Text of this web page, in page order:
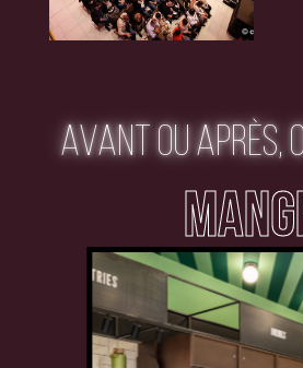
AVANT OU APRÈS,